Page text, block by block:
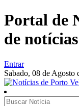
Portal de
de
Entrar
Sabado, 08 de Agosto